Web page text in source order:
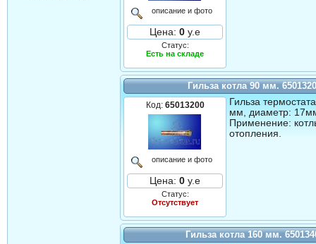
описание и фото
Цена: 0 у.е
Статус:
Есть на складе
Гильза котла 90 мм.
Код: 65013200
описание и фото
Цена: 0 у.е
Статус:
Отсутствует
Гильза
мм, диаметр:
Применение:
отопления.
Гильза котла 160 мм.